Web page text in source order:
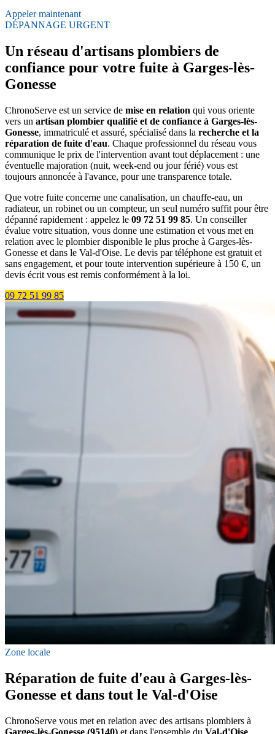
Appeler maintenant
DÉPANNAGE URGENT
Un réseau d'artisans plombiers de
confiance pour votre fuite à Garges-lès-
Gonesse
ChronoServe est un service de mise en relation qui vous oriente
vers un artisan plombier qualifié et de confiance à Garges-lès-
Gonesse, immatriculé et assuré, spécialisé dans la recherche et la
réparation de fuite d'eau. Chaque professionnel du réseau vous
communique le prix de l'intervention avant tout déplacement : une
éventuelle majoration (nuit, week-end ou jour férié) vous est
toujours annoncée à l'avance, pour une transparence totale.
Que votre fuite concerne une canalisation, un chauffe-eau, un
radiateur, un robinet ou un compteur, un seul numéro suffit pour être
dépanné rapidement : appelez le 09 72 51 99 85. Un conseiller
évalue votre situation, vous donne une estimation et vous met en
relation avec le plombier disponible le plus proche à Garges-lès-
Gonesse et dans le Val-d'Oise. Le devis par téléphone est gratuit et
sans engagement, et pour toute intervention supérieure à 150 €, un
devis écrit vous est remis conformément à la loi.
09 72 51 99 85
Zone locale
Réparation de fuite d'eau à Garges-lès-
Gonesse et dans tout le Val-d'Oise
ChronoServe vous met en relation avec des artisans plombiers à
Garges-lès-Gonesse (95140) et dans l'ensemble du Val-d'Oise,